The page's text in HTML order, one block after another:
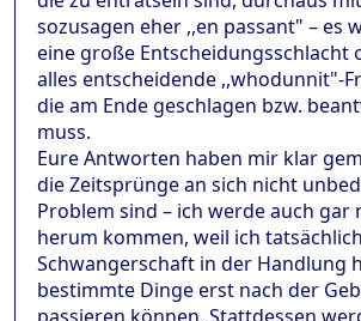
sozusagen eher ,,en passant" – es
eine große Entscheidungsschlacht
alles entscheidende ,,whodunnit"-
die am Ende geschlagen bzw.
muss.
Eure Antworten haben mir klar
die Zeitsprünge an sich nicht
Problem sind – ich werde auch gar
herum kommen, weil ich
Schwangerschaft in der Handlung
bestimmte Dinge erst nach der